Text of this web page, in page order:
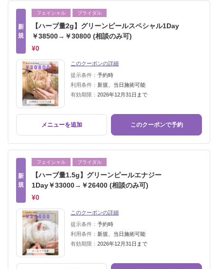
新
規
フェイシャル ブライダル
【ハーブ量2g】グリーンピールスペシャル1Day
￥38500→￥30800 (相談のみ可)
¥0
このクーポンの詳細
提示条件： 予約時
利用条件： 新規、当日施術可能
有効期限： 2026年12月31日まで
メニューを追加 このクーポンで予約
新
規
フェイシャル ブライダル
【ハーブ量1.5g】グリーンピールエナジー
1Day￥33000→￥26400 (相談のみ可)
¥0
このクーポンの詳細
提示条件： 予約時
利用条件： 新規、当日施術可能
有効期限： 2026年12月31日まで